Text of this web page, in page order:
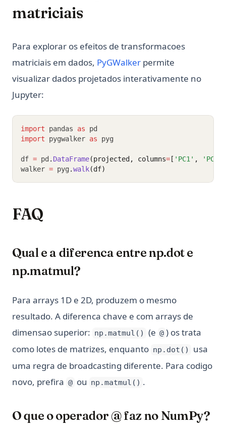
matriciais
Para explorar os efeitos de transformacoes
matriciais em dados, PyGWalker(opens in a new tab)
permite
visualizar dados projetados interativamente no
Jupyter:
import pandas as pd
import pygwalker as pyg
df = pd . DataFrame(projected, columns= [ 'PC1' , 'PC2'
walker = pyg .walk(df)
FAQ
Qual e a diferenca entre np.dot e
np.matmul?
Para arrays 1D e 2D, produzem o mesmo
resultado. A diferenca chave e com arrays de
dimensao superior: np.matmul() (e @ ) os trata
como lotes de matrizes, enquanto np.dot()
usa
uma regra de broadcasting diferente. Para codigo
novo, prefira @ ou np.matmul() .
O que o operador @ faz no NumPy?